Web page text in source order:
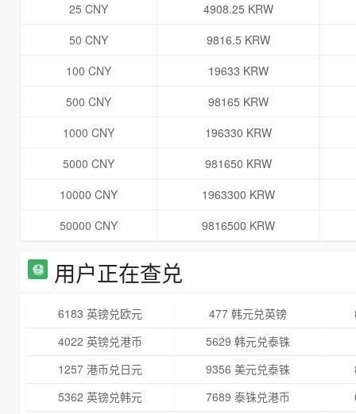
25 CNY
4908.25 KRW
50 CNY
9816.5 KRW
100 CNY
19633 KRW
500 CNY
98165 KRW
1000 CNY
196330 KRW
5000 CNY
981650 KRW
10000 CNY
1963300 KRW
50000 CNY
9816500 KRW
用户正在查兑
6183 英镑兑欧元 477 韩元兑英镑
4022 英镑兑港币
5629 韩元兑泰铢
1257 港币兑日元
9356 美元兑泰铢
5362 英镑兑韩元
7689 泰铢兑港币